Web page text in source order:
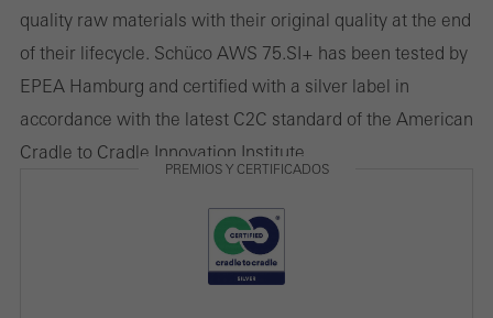
quality raw materials with their original quality at the end
of their lifecycle. Schüco AWS 75.SI+ has been tested by
EPEA Hamburg and certified with a silver label in
accordance with the latest C2C standard of the American
Cradle to Cradle Innovation Institute.
PREMIOS Y CERTIFICADOS
Cookies de marketing / terceiros
envolve a incorporação de serviços de fornecedores terceirizados
que prestam seus serviços de forma independente.